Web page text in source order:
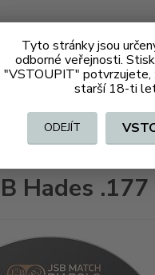
Tyto stránky jsou
odborné veřejnosti.
"VSTOUPIT" potvrzujete,
starší 18-ti
ODEJÍT
bez ZO (volně prodejné)
Hades .177